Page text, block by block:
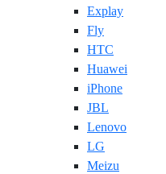
Explay
Fly
HTC
Huawei
iPhone
JBL
Lenovo
LG
Meizu